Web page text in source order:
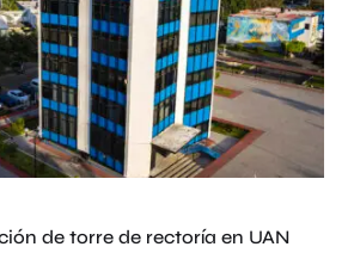
de torre de rectoría en UAN